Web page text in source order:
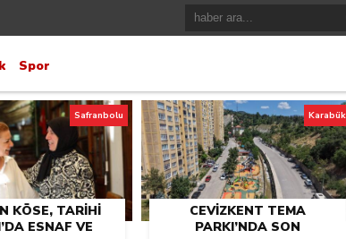
Spor
KÖSE, TARİHİ
ESNAF VE
Safranbolu
CEVİZKENT TEMA
PARKI’NDA SON
Karabük